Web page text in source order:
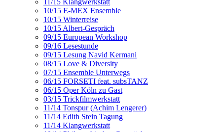
11/15 Klangwerkstatt
10/15 E-MEX Ensemble
10/15 Winterreise
10/15 Albert-Gespräch
09/15 European Workshop
09/16 Lesestunde
09/15 Lesung Navid Kermani
08/15 Love & Diversity
07/15 Ensemble Unterwegs
06/15 FORSETI feat. subsTANZ
06/15 Oper Köln zu Gast
03/15 Trickfilmwerkstatt
11/14 Tonspur (Achim Lengerer)
11/14 Edith Stein Tagung
11/14 Klangwerkstatt